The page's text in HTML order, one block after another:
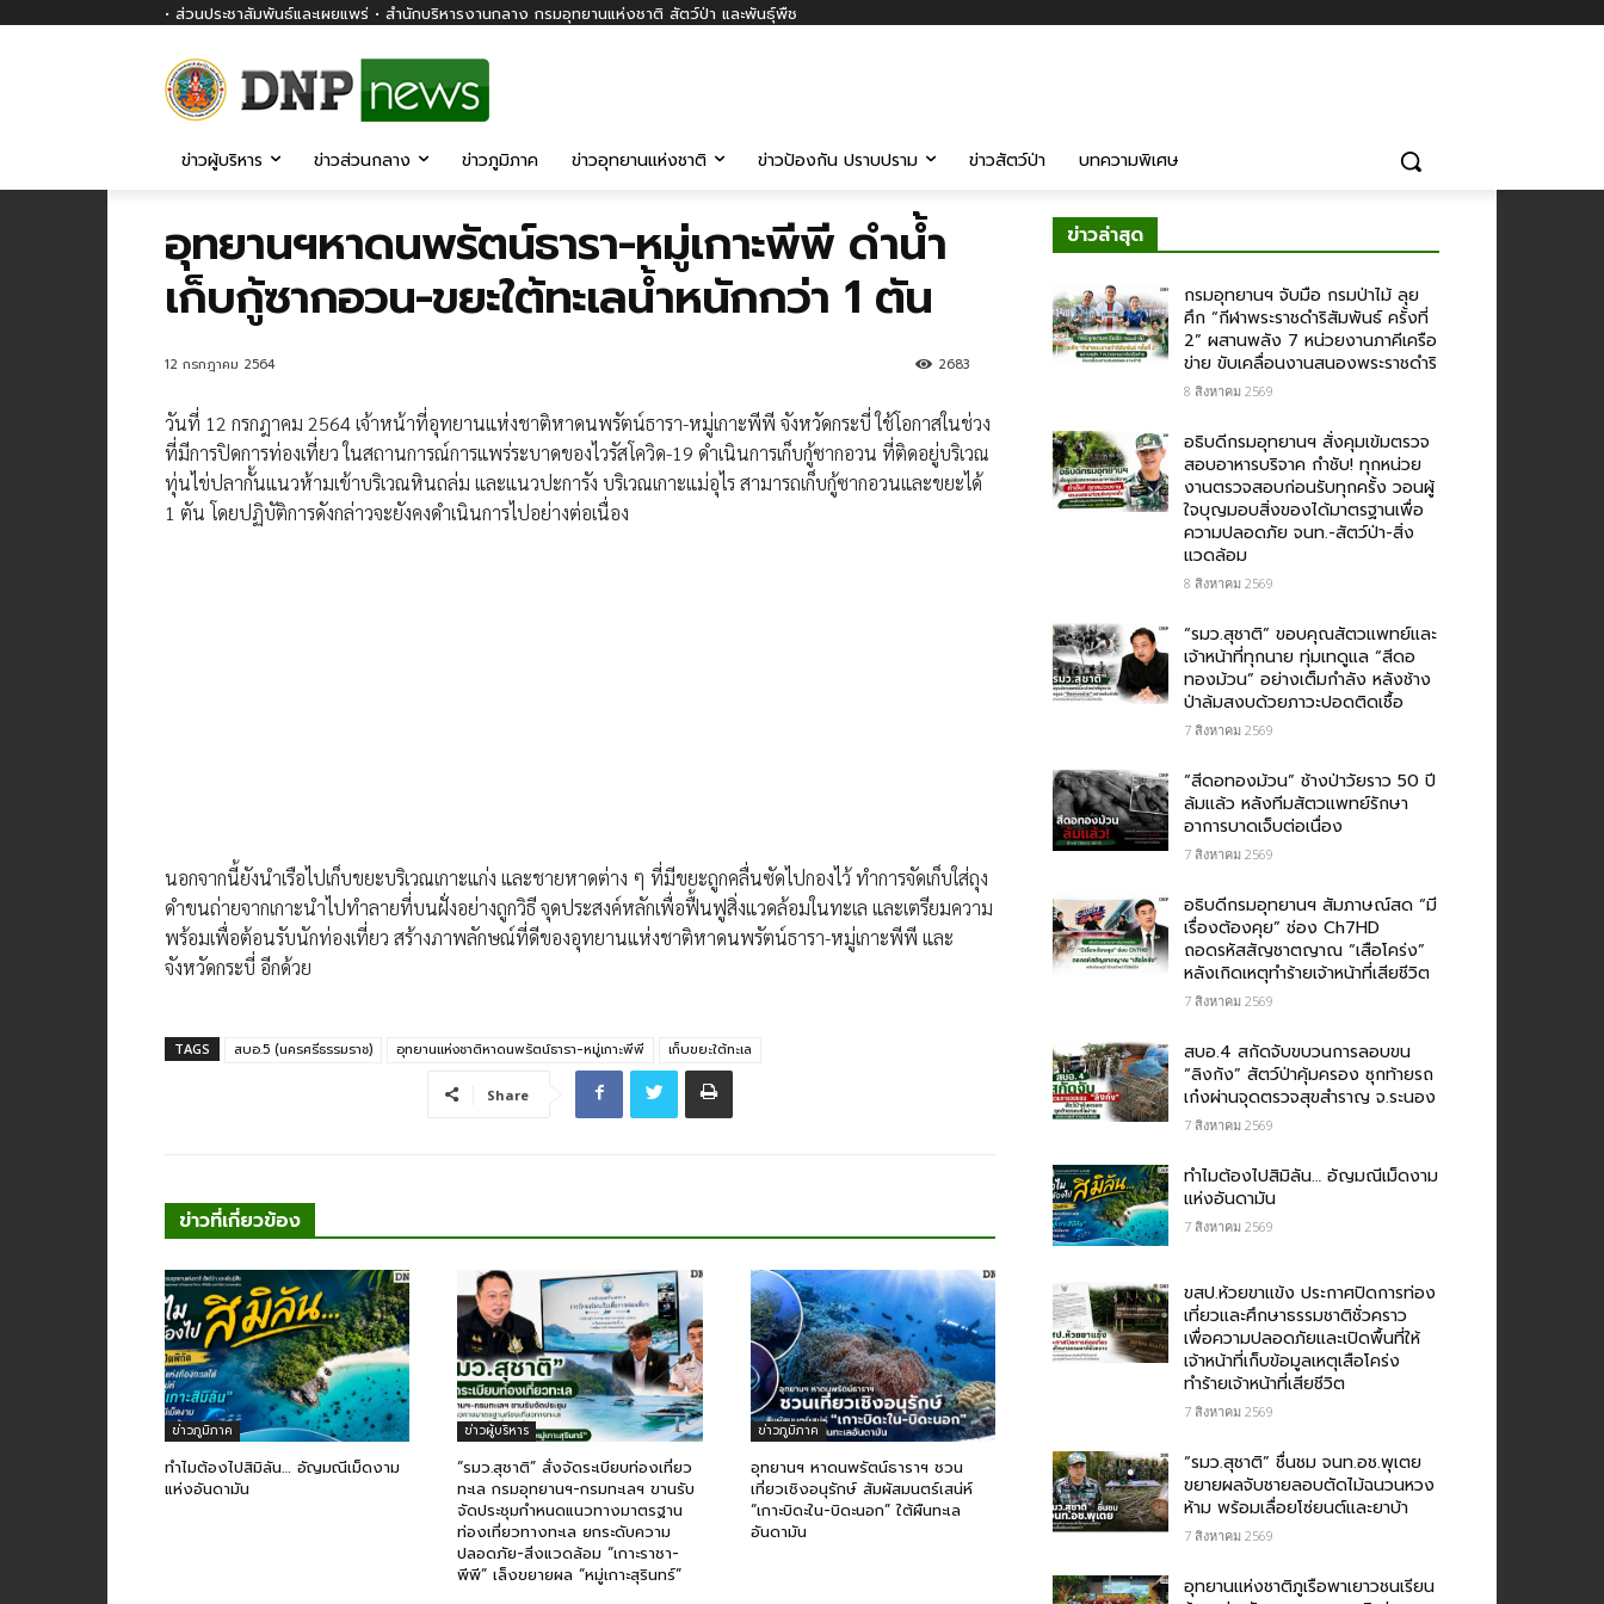
• ส่วนประชาสัมพันธ์และเผยแพร่ • สำนักบริหารงานกลาง กรมอุทยานแห่งชาติ สัตว์ป่า และพันธุ์พืช
ข่าวผู้บริหาร ข่าวส่วนกลาง ข่าวภูมิภาค ข่าวอุทยานแห่งชาติ ข่าวป้องกัน ปราบปราม ข่าวสัตว์ป่า บทความพิเศษ
อุทยานฯหาดนพรัตน์ธารา-หมู่เกาะพีพี ดำน้ำ
เก็บกู้ซากอวน-ขยะใต้ทะเลน้ำหนักกว่า 1 ตัน
12 กรกฎาคม 2564 2683
วันที่ 12 กรกฎาคม 2564 เจ้าหน้าที่อุทยานแห่งชาติหาดนพรัตน์ธารา-หมู่เกาะพีพี จังหวัดกระบี่ ใช้โอกาสในช่วง
ที่มีการปิดการท่องเที่ยว ในสถานการณ์การแพร่ระบาดของไวรัสโควิด-19 ดำเนินการเก็บกู้ซากอวน ที่ติดอยู่บริเวณ
ทุ่นไข่ปลากั้นแนวห้ามเข้าบริเวณหินถล่ม และแนวปะการัง บริเวณเกาะแม่อุไร สามารถเก็บกู้ซากอวนและขยะได้
1 ตัน โดยปฏิบัติการดังกล่าวจะยังคงดำเนินการไปอย่างต่อเนื่อง
นอกจากนี้ยังนำเรือไปเก็บขยะบริเวณเกาะแก่ง และชายหาดต่าง ๆ ที่มีขยะถูกคลื่นซัดไปกองไว้ ทำการจัดเก็บใส่ถุง
ดำขนถ่ายจากเกาะนำไปทำลายที่บนฝั่งอย่างถูกวิธี จุดประสงค์หลักเพื่อฟื้นฟูสิ่งแวดล้อมในทะเล และเตรียมความ
พร้อมเพื่อต้อนรับนักท่องเที่ยว สร้างภาพลักษณ์ที่ดีของอุทยานแห่งชาติหาดนพรัตน์ธารา-หมู่เกาะพีพี และ
จังหวัดกระบี่ อีกด้วย
TAGS สบอ.5 (นครศรีธรรมราช) อุทยานแห่งชาติหาดนพรัตน์ธารา-หมู่เกาะพีพี เก็บขยะใต้ทะเล
Share
ข่าวที่เกี่ยวข้อง
ข่าวภูมิภาค
ทำไมต้องไปสิมิลัน… อัญมณีเม็ดงาม
แห่งอันดามัน
ข่าวผู้บริหาร
“รมว.สุชาติ” สั่งจัดระเบียบท่องเที่ยว
ทะเล กรมอุทยานฯ-กรมทะเลฯ ขานรับ
จัดประชุมกำหนดแนวทางมาตรฐาน
ท่องเที่ยวทางทะเล ยกระดับความ
ปลอดภัย-สิ่งแวดล้อม “เกาะราชา-
พีพี” เล็งขยายผล “หมู่เกาะสุรินทร์”
ข่าวภูมิภาค
อุทยานฯ หาดนพรัตน์ธาราฯ ชวน
เที่ยวเชิงอนุรักษ์ สัมผัสมนตร์เสน่ห์
“เกาะบิดะใน-บิดะนอก” ใต้ผืนทะเล
อันดามัน
ข่าวล่าสุด
กรมอุทยานฯ จับมือ กรมป่าไม้ ลุย
ศึก “กีฬาพระราชดำริสัมพันธ์ ครั้งที่
2” ผสานพลัง 7 หน่วยงานภาคีเครือ
ข่าย ขับเคลื่อนงานสนองพระราชดำริ
8 สิงหาคม 2569
อธิบดีกรมอุทยานฯ สั่งคุมเข้มตรวจ
สอบอาหารบริจาค​ กำชับ! ทุกหน่วย
งานตรวจสอบก่อนรับทุกครั้ง วอนผู้
ใจบุญมอบสิ่งของได้มาตรฐานเพื่อ
ความปลอดภัย​ จนท.-สัตว์ป่า-สิ่ง
แวดล้อม
8 สิงหาคม 2569
“รมว.สุชาติ” ขอบคุณสัตวแพทย์และ
เจ้าหน้าที่ทุกนาย ทุ่มเทดูแล “สีดอ
ทองม้วน” อย่างเต็มกำลัง หลังช้าง
ป่าล้มสงบด้วยภาวะปอดติดเชื้อ
7 สิงหาคม 2569
“สีดอทองม้วน” ช้างป่าวัยราว 50 ปี
ล้มแล้ว หลังทีมสัตวแพทย์รักษา
อาการบาดเจ็บต่อเนื่อง
7 สิงหาคม 2569
อธิบดีกรมอุทยานฯ สัมภาษณ์สด “มี
เรื่องต้องคุย” ช่อง Ch7HD
ถอดรหัสสัญชาตญาณ “เสือโคร่ง”
หลังเกิดเหตุทำร้ายเจ้าหน้าที่เสียชีวิต
7 สิงหาคม 2569
สบอ.4 สกัดจับขบวนการลอบขน
“ลิงกัง” สัตว์ป่าคุ้มครอง ซุกท้ายรถ
เก๋งผ่านจุดตรวจสุขสำราญ จ.ระนอง
7 สิงหาคม 2569
ทำไมต้องไปสิมิลัน… อัญมณีเม็ดงาม
แห่งอันดามัน
7 สิงหาคม 2569
ขสป.ห้วยขาแข้ง ประกาศปิดการท่อง
เที่ยวและศึกษาธรรมชาติชั่วคราว
เพื่อความปลอดภัยและเปิดพื้นที่ให้
เจ้าหน้าที่เก็บข้อมูลเหตุเสือโคร่ง
ทำร้ายเจ้าหน้าที่เสียชีวิต
7 สิงหาคม 2569
“รมว.สุชาติ” ชื่นชม​ จนท.อช.พุเตย​
ขยายผลจับชายลอบตัดไม้ฉนวนหวง
ห้าม พร้อมเลื่อยโซ่ยนต์และยาบ้า
7 สิงหาคม 2569
อุทยานแห่งชาติภูเรือพาเยาวชนเรียน